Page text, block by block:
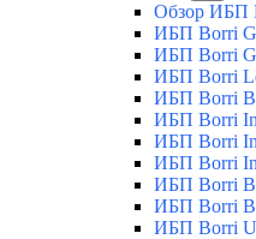
Обзор ИБП
ИБП Borri
ИБП Borri
ИБП Borri
ИБП Borri
ИБП Borri
ИБП Borri
ИБП Borri
ИБП Borri
ИБП Borri
ИБП Borri